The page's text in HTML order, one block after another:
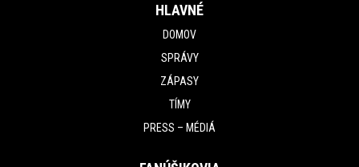
HLAVNÉ
DOMOV
SPRÁVY
ZÁPASY
TÍMY
PRESS – MÉDIÁ